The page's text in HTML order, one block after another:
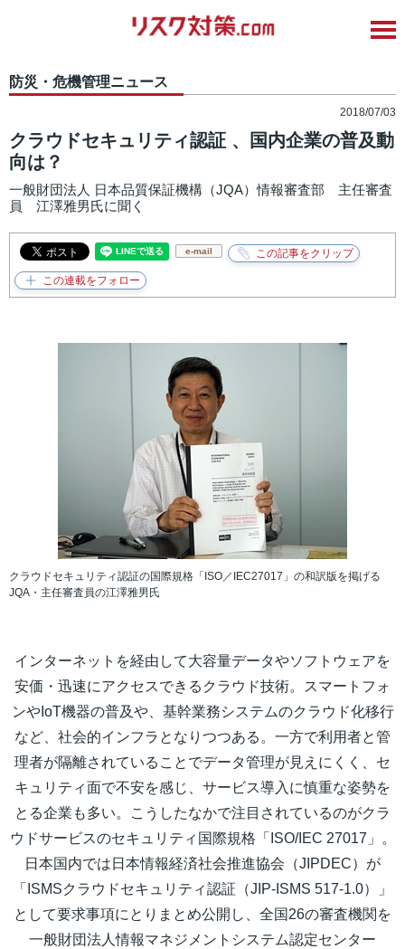
防災・危機管理ニュース
2018/07/03
クラウドセキュリティ認証 、国内企業の普及動
向は？
一般財団法人 日本品質保証機構（JQA）情報審査部 主任審査
員 江澤雅男氏に聞く
e-mail
クラウドセキュリティ認証の国際規格「ISO／IEC27017」の和訳版を掲げる
JQA・主任審査員の江澤雅男氏
インターネットを経由して大容量データやソフトウェアを
安価・迅速にアクセスできるクラウド技術。スマートフォ
ンやIoT機器の普及や、基幹業務システムのクラウド化移行
など、社会的インフラとなりつつある。一方で利用者と管
理者が隔離されていることでデータ管理が見えにくく、セ
キュリティ面で不安を感じ、サービス導入に慎重な姿勢を
とる企業も多い。こうしたなかで注目されているのがクラ
ウドサービスのセキュリティ国際規格「ISO/IEC 27017」。
日本国内では日本情報経済社会推進協会（JIPDEC）が
「ISMSクラウドセキュリティ認証（JIP-ISMS 517-1.0）」
として要求事項にとりまとめ公開し、全国26の審査機関を
一般財団法人情報マネジメントシステム認定センター